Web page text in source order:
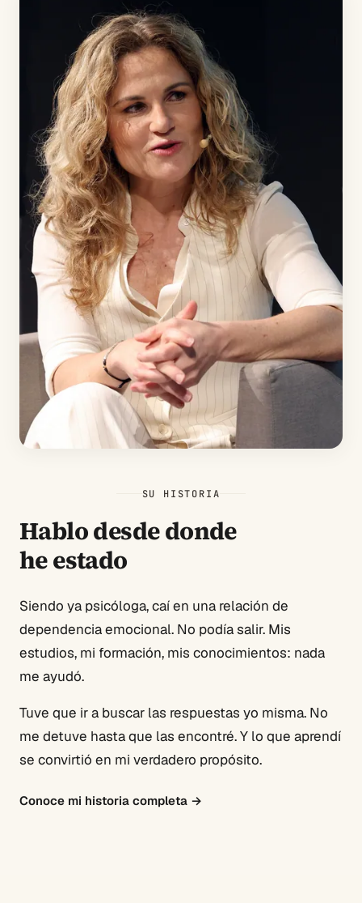
SU HISTORIA
Hablo desde donde
he estado
Siendo ya psicóloga, caí en una relación de
dependencia emocional. No podía salir. Mis
estudios, mi formación, mis conocimientos: nada
me ayudó.
Tuve que ir a buscar las respuestas yo misma. No
me detuve hasta que las encontré. Y lo que aprendí
se convirtió en mi verdadero propósito.
Conoce mi historia completa →